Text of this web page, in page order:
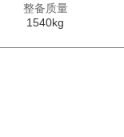
整备质量
1540kg